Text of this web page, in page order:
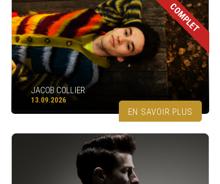
COMPLET
JACOB COLLIER
13.09.2026
EN SAVOIR PLUS